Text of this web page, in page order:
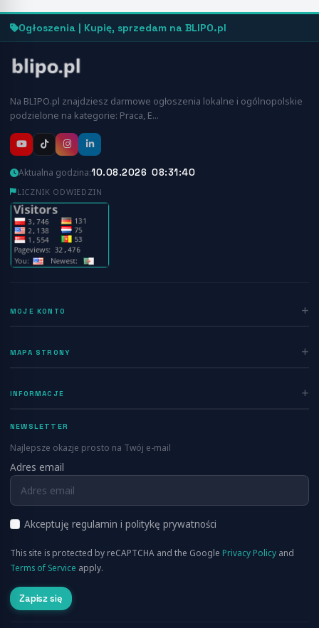
Ogłoszenia | Kupię, sprzedam na BLIPO.pl
Na BLIPO.pl znajdziesz darmowe ogłoszenia lokalne i ogólnopolskie
podzielone na kategorie: Praca, E…
Aktualna godzina:10.08.2026 08:31:40
LICZNIK ODWIEDZIN
MOJE KONTO
Rejestracja
MAPA STRONY
Ogłoszenia
Dodaj ogłoszenie
Blog
Info
RSS
INFORMACJE
Regulamin
Kontakt
FAQ
Aplikacja Mobilna
NEWSLETTER
Najlepsze okazje prosto na Twój e-mail
Adres email
Akceptuję regulamin i politykę prywatności
This site is protected by reCAPTCHA and the Google Privacy Policy and
Terms of Service apply.
Zapisz się